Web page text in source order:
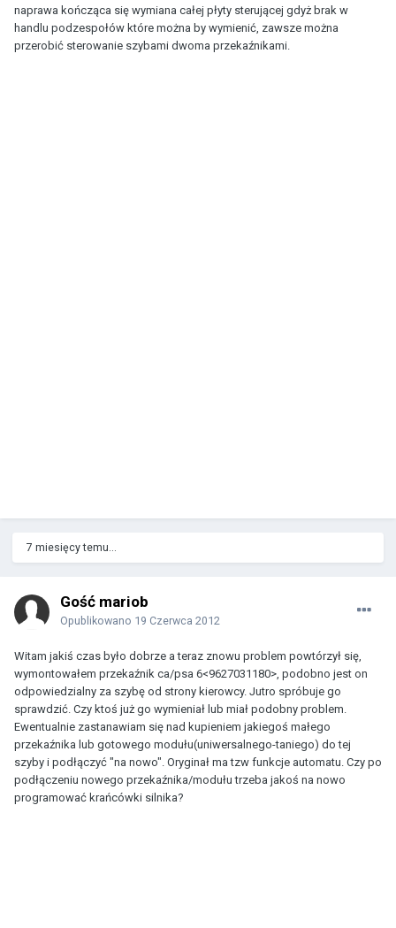
naprawa kończąca się wymiana całej płyty sterującej gdyż brak w
handlu podzespołów które można by wymienić, zawsze można
przerobić sterowanie szybami dwoma przekaźnikami.
7 miesięcy temu...
Gość mariob
Opublikowano 19 Czerwca 2012
Witam jakiś czas było dobrze a teraz znowu problem powtórzył się,
wymontowałem przekaźnik ca/psa 6<9627031180>, podobno jest on
odpowiedzialny za szybę od strony kierowcy. Jutro spróbuje go
sprawdzić. Czy ktoś już go wymieniał lub miał podobny problem.
Ewentualnie zastanawiam się nad kupieniem jakiegoś małego
przekaźnika lub gotowego modułu(uniwersalnego-taniego) do tej
szyby i podłączyć "na nowo". Oryginał ma tzw funkcje automatu. Czy po
podłączeniu nowego przekaźnika/modułu trzeba jakoś na nowo
programować krańcówki silnika?